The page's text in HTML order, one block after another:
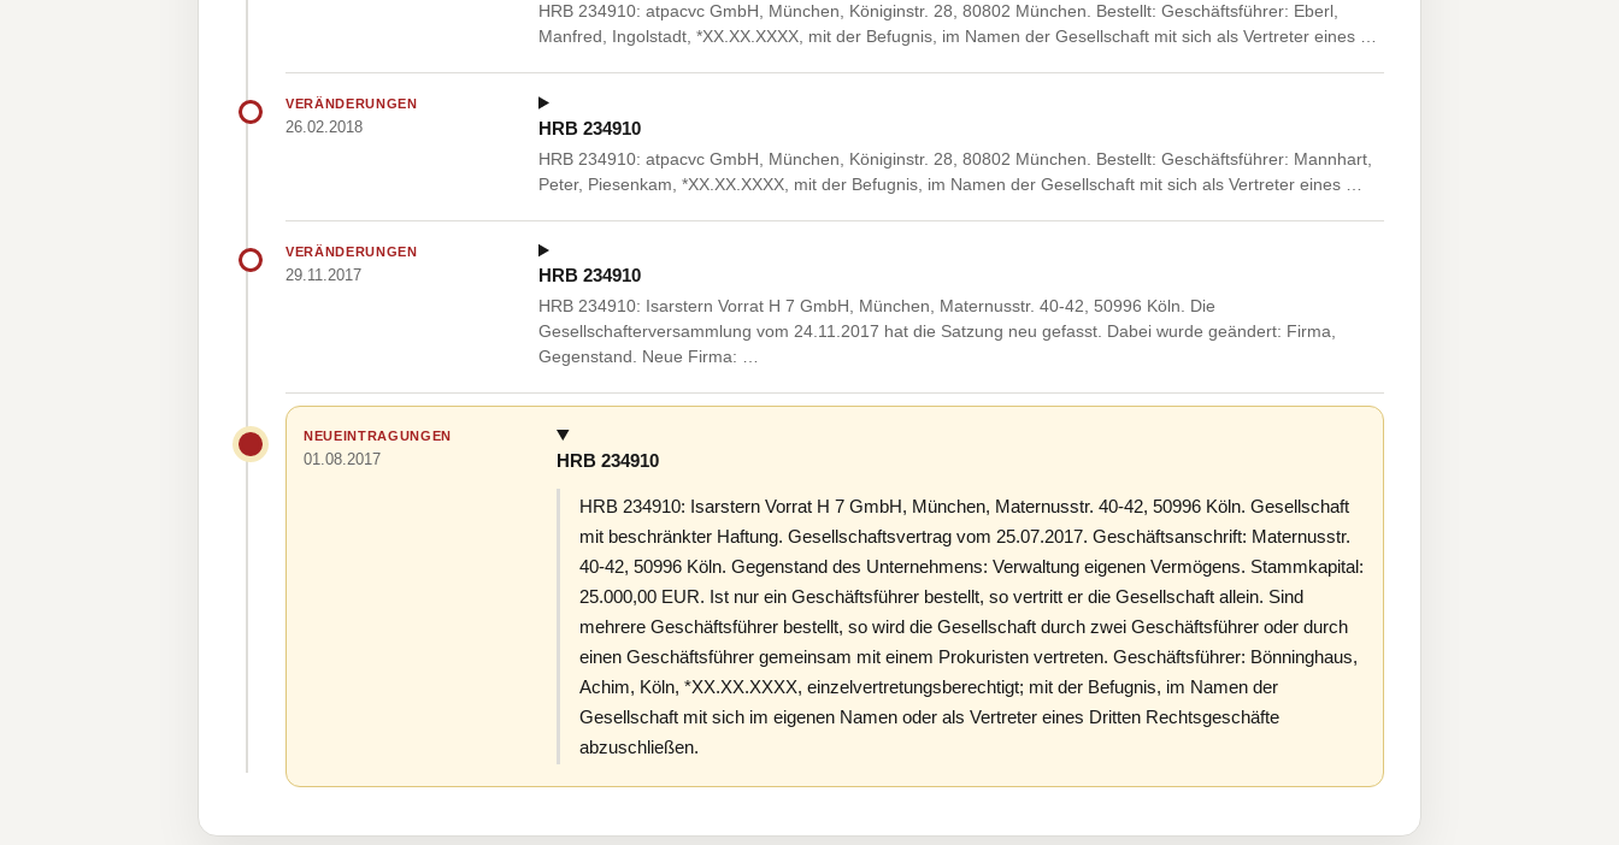
HRB 234910: atpacvc GmbH, München, Königinstr. 28, 80802 München. Bestellt: Geschäftsführer: Eberl,
Manfred, Ingolstadt, *XX.XX.XXXX, mit der Befugnis, im Namen der Gesellschaft mit sich als Vertreter eines …
VERÄNDERUNGEN
26.02.2018 HRB 234910
HRB 234910: atpacvc GmbH, München, Königinstr. 28, 80802 München. Bestellt: Geschäftsführer: Mannhart,
Peter, Piesenkam, *XX.XX.XXXX, mit der Befugnis, im Namen der Gesellschaft mit sich als Vertreter eines …
VERÄNDERUNGEN
29.11.2017 HRB 234910
HRB 234910: Isarstern Vorrat H 7 GmbH, München, Maternusstr. 40-42, 50996 Köln. Die
Gesellschafterversammlung vom 24.11.2017 hat die Satzung neu gefasst. Dabei wurde geändert: Firma,
Gegenstand. Neue Firma: …
NEUEINTRAGUNGEN
01.08.2017 HRB 234910
HRB 234910: Isarstern Vorrat H 7 GmbH, München, Maternusstr. 40-42, 50996 Köln. Gesellschaft
mit beschränkter Haftung. Gesellschaftsvertrag vom 25.07.2017. Geschäftsanschrift: Maternusstr.
40-42, 50996 Köln. Gegenstand des Unternehmens: Verwaltung eigenen Vermögens. Stammkapital:
25.000,00 EUR. Ist nur ein Geschäftsführer bestellt, so vertritt er die Gesellschaft allein. Sind
mehrere Geschäftsführer bestellt, so wird die Gesellschaft durch zwei Geschäftsführer oder durch
einen Geschäftsführer gemeinsam mit einem Prokuristen vertreten. Geschäftsführer: Bönninghaus,
Achim, Köln, *XX.XX.XXXX, einzelvertretungsberechtigt; mit der Befugnis, im Namen der
Gesellschaft mit sich im eigenen Namen oder als Vertreter eines Dritten Rechtsgeschäfte
abzuschließen.